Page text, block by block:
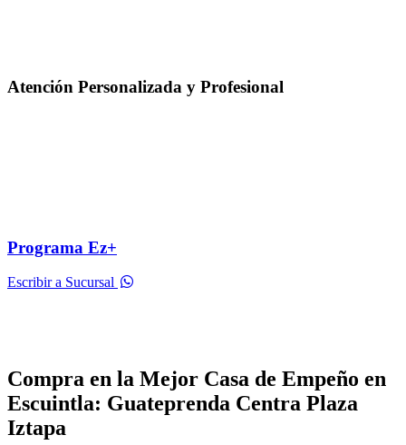
Atención Personalizada y Profesional
Programa Ez+
Escribir a Sucursal
Compra en la Mejor Casa de Empeño en
Escuintla: Guateprenda Centra Plaza
Iztapa